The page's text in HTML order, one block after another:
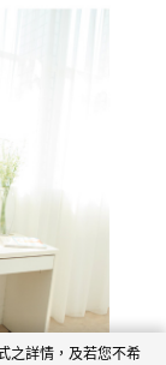
之詳情，及若您不希